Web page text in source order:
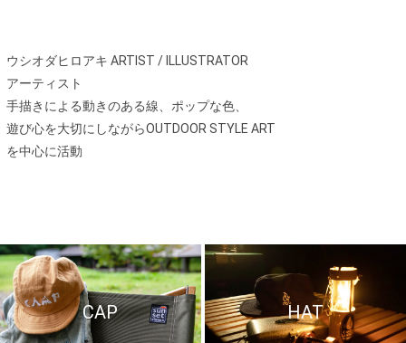
ウシオダヒロアキ ARTIST / ILLUSTRATOR
アーティスト
手描きによる動きのある線、ポップな色、
遊び心を大切にしながらOUTDOOR STYLE ART
を中心に活動
CAP HAT